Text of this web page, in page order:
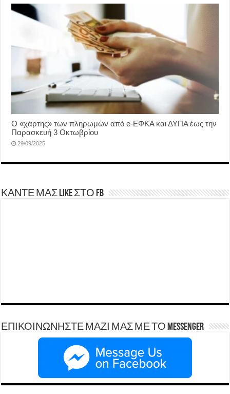
Ο «χάρτης» των πληρωμών από e-ΕΦΚΑ και ΔΥΠΑ έως την
Παρασκευή 3 Οκτωβρίου
29/09/2025
ΚΑΝΤΕ ΜΑΣ LIKE ΣΤΟ FB
ΕΠΙΚΟΙΝΩΝΗΣΤΕ ΜΑΖΙ ΜΑΣ ΜΕ ΤΟ Messenger